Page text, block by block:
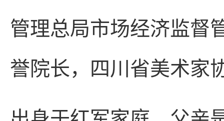
管理总局市场经济监督
誉院长，四川省美术家